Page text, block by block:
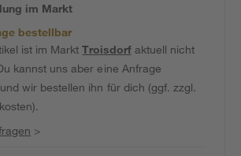
im Markt
bestellbar
ist im MarktTroisdorfaktuell nicht
kannst uns aber eine Anfrage
wir bestellen ihn für dich (ggf. zzgl.
>